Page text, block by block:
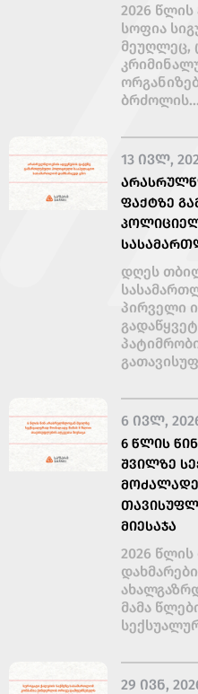
2026
სოფია
მეუღლეც,
ბრძოლის...
13 ᲘᲕᲚ,
ᲤᲐᲥᲢᲖᲔ
დღეს
პირველი
6 ᲘᲕᲚ,
6 ᲬᲚᲘᲡ
ᲨᲕᲘᲚᲖᲔ
ᲛᲘᲔᲡᲐᲯᲐ
2026 წლის
მამა
29 ᲘᲕᲜ,